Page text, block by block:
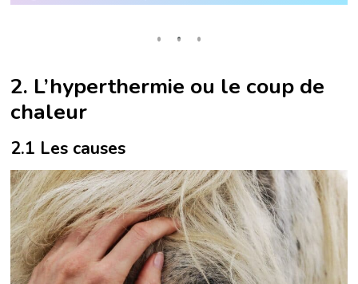
2. L’hyperthermie ou le coup de
chaleur
2.1 Les causes